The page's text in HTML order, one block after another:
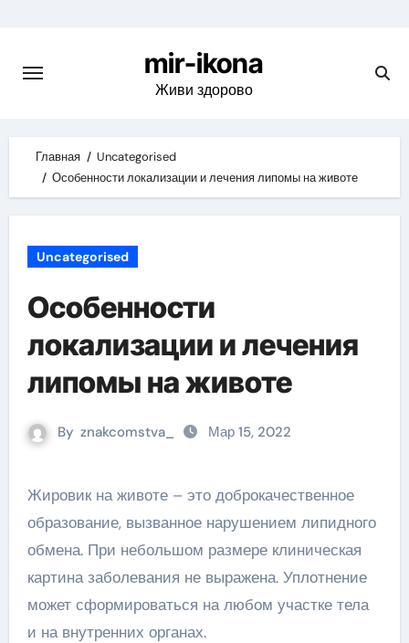
content
mir-ikona
Живи здорово
Главная
Uncategorised
Особенности локализации и лечения липомы на животе
Uncategorised
Особенности
локализации и лечения
липомы на животе
By znakcomstva_ Мар 15, 2022
Жировик на животе – это доброкачественное
образование, вызванное нарушением липидного
обмена. При небольшом размере клиническая
картина заболевания не выражена. Уплотнение
может сформироваться на любом участке тела
и на внутренних органах.